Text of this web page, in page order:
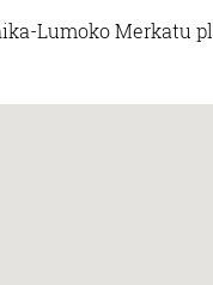
Lumoko Merkatu